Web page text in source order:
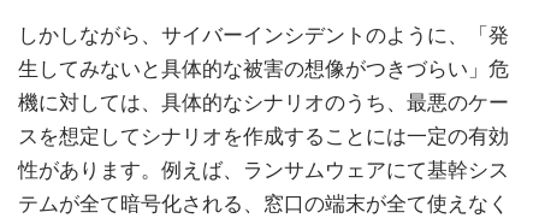
しかしながら、サイバーインシデントのように、「発
生してみないと具体的な被害の想像がつきづらい」危
機に対しては、具体的なシナリオのうち、最悪のケー
スを想定してシナリオを作成することには一定の有効
性があります。例えば、ランサムウェアにて基幹シス
テムが全て暗号化される、窓口の端末が全て使えなく